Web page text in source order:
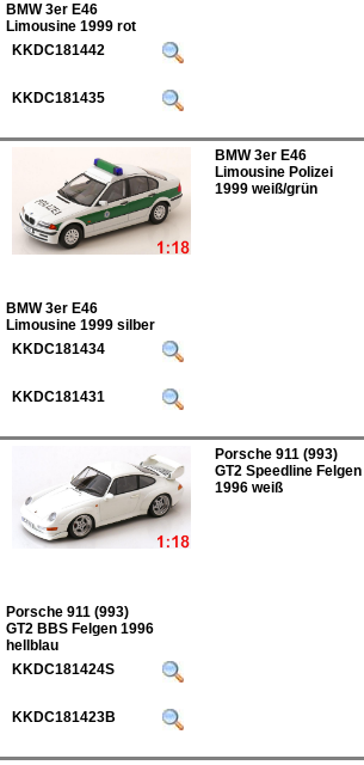
BMW 3er E46
Limousine 1999 rot
KKDC181442
KKDC181435
BMW 3er E46
Limousine Polizei
1999 weiß/grün
BMW 3er E46
Limousine 1999 silber
KKDC181434
KKDC181431
Porsche 911 (993)
GT2 Speedline Felgen
1996 weiß
Porsche 911 (993)
GT2 BBS Felgen 1996
hellblau
KKDC181424S
KKDC181423B